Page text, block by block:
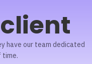
have our team dedicated